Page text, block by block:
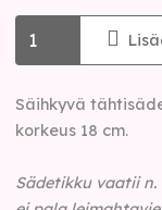
Säihkyvä
korkeus 18 cm.
Sädetikku vaatii